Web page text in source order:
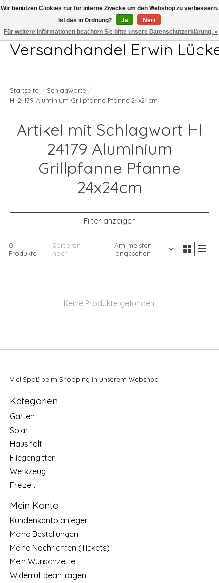
Telefon 04407 715872 MO-DO 7.00-17.00Uhr FR 7.00-13.00Uhr
Versandhandel Erwin
Startseite / Schlagworte /
HI 24179 Aluminium Grillpfanne Pfanne 24x24cm
Artikel mit Schlagwort HI
24179 Aluminium
Grillpfanne Pfanne
24x24cm
Filter anzeigen
0
Produkte
Sortieren
nach
Am meisten
angesehen
Keine Produkte gefunden!
Viel Spaß beim Shopping in unserem Webshop
Kategorien
Garten
Solar
Haushalt
Fliegengitter
Werkzeug
Freizeit
Mein Konto
Kundenkonto anlegen
Meine Bestellungen
Meine Nachrichten (Tickets)
Mein Wunschzettel
Widerruf beantragen
Wir benutzen Cookies nur für interne Zwecke um den Webshop zu verbessern.
Ist das in Ordnung?
Ja
Nein
Für weitere Informationen beachten Sie bitte unsere Datenschutzerklärung. »